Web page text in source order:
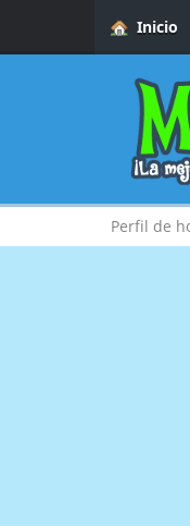
Inicio
Perfil de